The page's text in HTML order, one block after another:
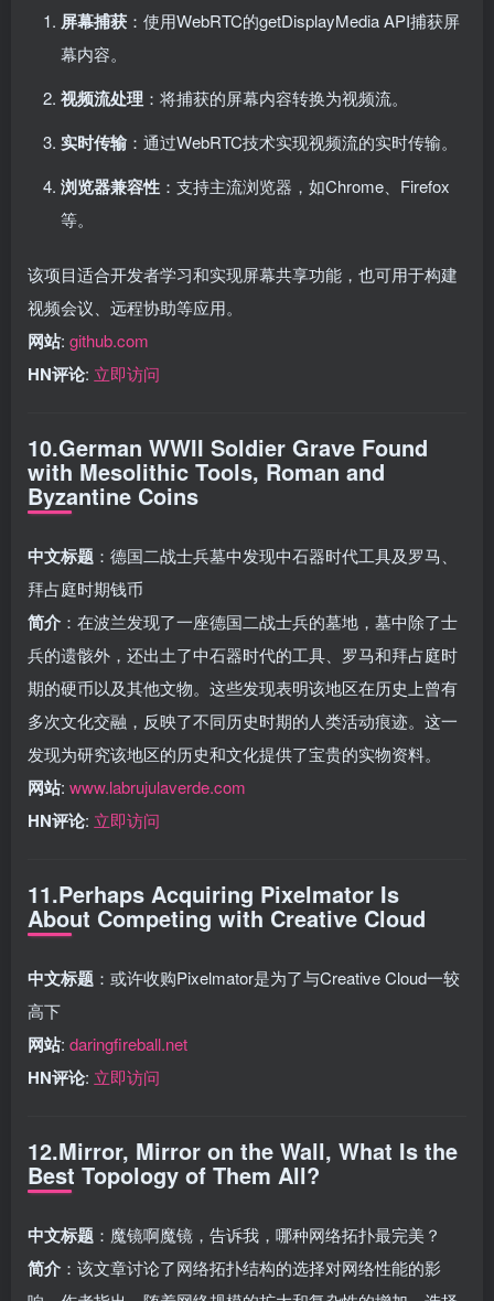
屏幕捕获 ：使用WebRTC的getDisplayMedia API捕获屏
幕内容。
视频流处理 ：将捕获的屏幕内容转换为视频流。
实时传输 ：通过WebRTC技术实现视频流的实时传输。
浏览器兼容性 ：支持主流浏览器，如Chrome、Firefox
等。
该项目适合开发者学习和实现屏幕共享功能，也可用于构建
视频会议、远程协助等应用。
网站: github.com
HN评论: 立即访问
10.German WWII Soldier Grave Found
with Mesolithic Tools, Roman and
Byzantine Coins
中文标题 ：德国二战士兵墓中发现中石器时代工具及罗马、
拜占庭时期钱币
简介 ：在波兰发现了一座德国二战士兵的墓地，墓中除了士
兵的遗骸外，还出土了中石器时代的工具、罗马和拜占庭时
期的硬币以及其他文物。这些发现表明该地区在历史上曾有
多次文化交融，反映了不同历史时期的人类活动痕迹。这一
发现为研究该地区的历史和文化提供了宝贵的实物资料。
网站: www.labrujulaverde.com
HN评论: 立即访问
11.Perhaps Acquiring Pixelmator Is
About Competing with Creative Cloud
中文标题 ：或许收购Pixelmator是为了与Creative Cloud一较
高下
网站: daringfireball.net
HN评论: 立即访问
12.Mirror, Mirror on the Wall, What Is the
Best Topology of Them All?
中文标题 ：魔镜啊魔镜，告诉我，哪种网络拓扑最完美？
简介 ：该文章讨论了网络拓扑结构的选择对网络性能的影